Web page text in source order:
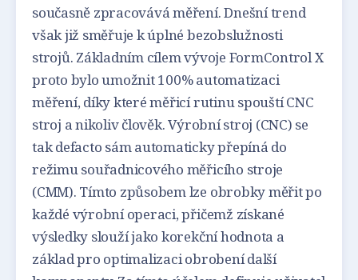
současně zpracovává měření. Dnešní trend
však již směřuje k úplné bezobslužnosti
strojů. Základním cílem vývoje FormControl X
proto bylo umožnit 100% automatizaci
měření, díky které měřicí rutinu spouští CNC
stroj a nikoliv člověk. Výrobní stroj (CNC) se
tak defacto sám automaticky přepíná do
režimu souřadnicového měřicího stroje
(CMM). Tímto způsobem lze obrobky měřit po
každé výrobní operaci, přičemž získané
výsledky slouží jako korekční hodnota a
základ pro optimalizaci obrobení další